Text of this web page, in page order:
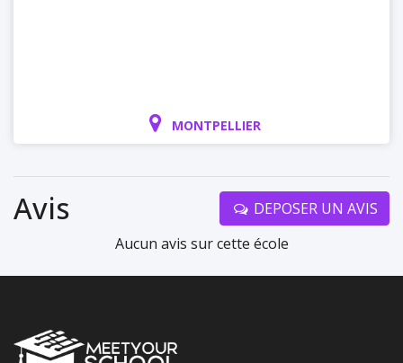
MONTPELLIER
Avis
DEPOSER UN AVIS
Aucun avis sur cette école